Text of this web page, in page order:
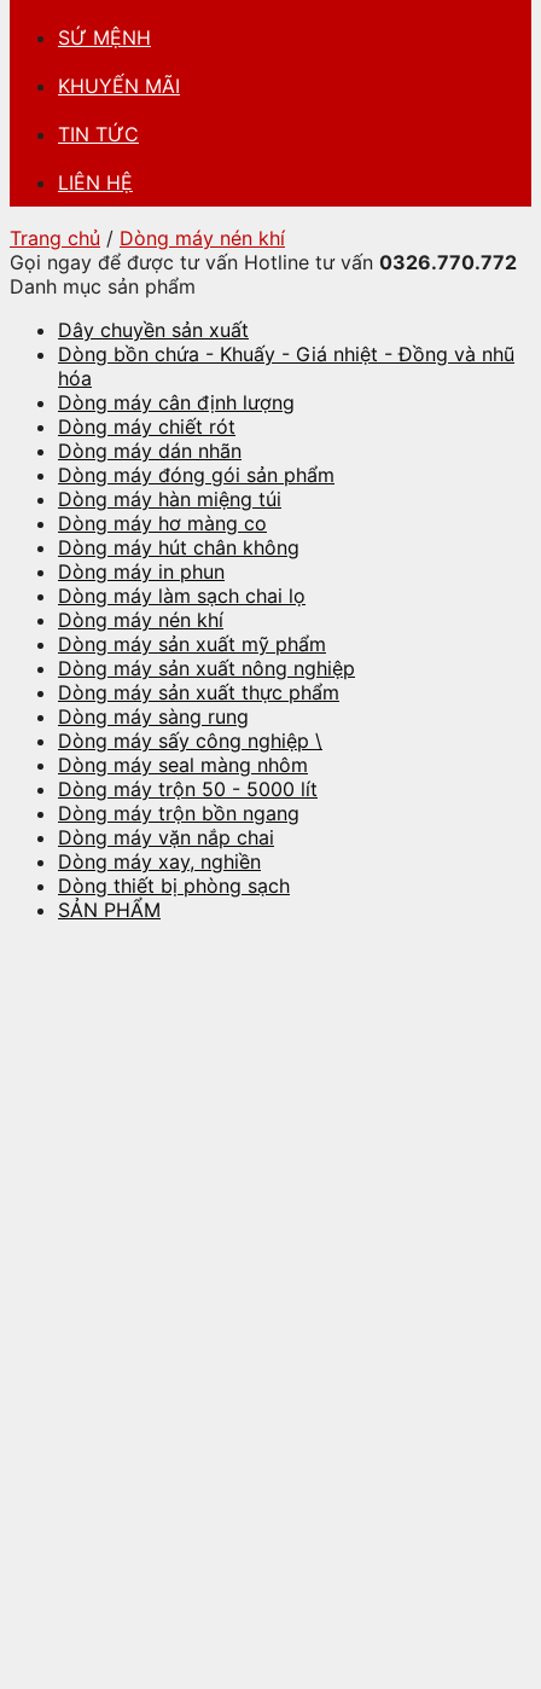
SỨ MỆNH
KHUYẾN MÃI
TIN TỨC
LIÊN HỆ
Trang chủ / Dòng máy nén khí
Gọi ngay để được tư vấn Hotline tư vấn 0326.770.772
Danh mục sản phẩm
Dây chuyền sản xuất
Dòng bồn chứa - Khuấy - Giá nhiệt - Đồng và nhũ
hóa
Dòng máy cân định lượng
Dòng máy chiết rót
Dòng máy dán nhãn
Dòng máy đóng gói sản phẩm
Dòng máy hàn miệng túi
Dòng máy hơ màng co
Dòng máy hút chân không
Dòng máy in phun
Dòng máy làm sạch chai lọ
Dòng máy nén khí
Dòng máy sản xuất mỹ phẩm
Dòng máy sản xuất nông nghiệp
Dòng máy sản xuất thực phẩm
Dòng máy sàng rung
Dòng máy sấy công nghiệp \
Dòng máy seal màng nhôm
Dòng máy trộn 50 - 5000 lít
Dòng máy trộn bồn ngang
Dòng máy vặn nắp chai
Dòng máy xay, nghiền
Dòng thiết bị phòng sạch
SẢN PHẨM